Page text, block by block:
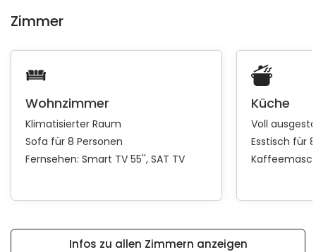
Zimmer
Wohnzimmer
Klimatisierter Raum
Sofa für 8 Personen
Fernsehen: Smart TV 55'' SAT TV
Küche
Voll
Esstisch für
Infos zu allen Zimmern anzeigen